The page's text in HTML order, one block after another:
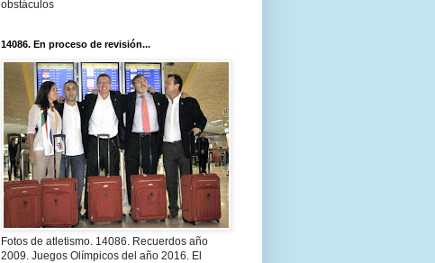
obstáculos
14086. En proceso de revisión...
Fotos de atletismo. 14086. Recuerdos año
2009. Juegos Olímpicos del año 2016. El